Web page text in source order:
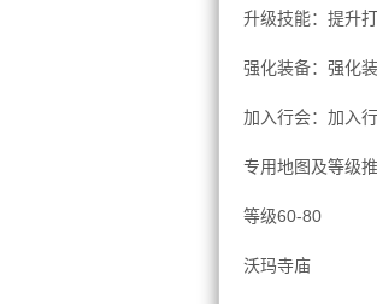
升级技能：提升
强化装备：强化
加入行会：加入
专用地图及等级
等级60-80
沃玛寺庙